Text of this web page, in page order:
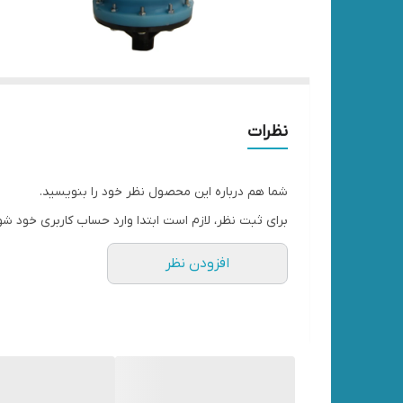
نظرات
شما هم درباره این محصول نظر خود را بنویسید.
برای ثبت نظر، لازم است ابتدا وارد حساب کاربری خود
افزودن نظر